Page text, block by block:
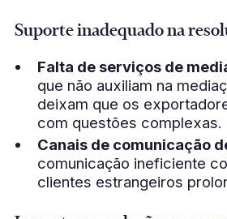
Suporte inadequado na
Falta de serviços de
que não auxiliam na
deixam que os
com questões complexas.
Canais de comunicação
comunicação ineficiente
clientes estrangeiros